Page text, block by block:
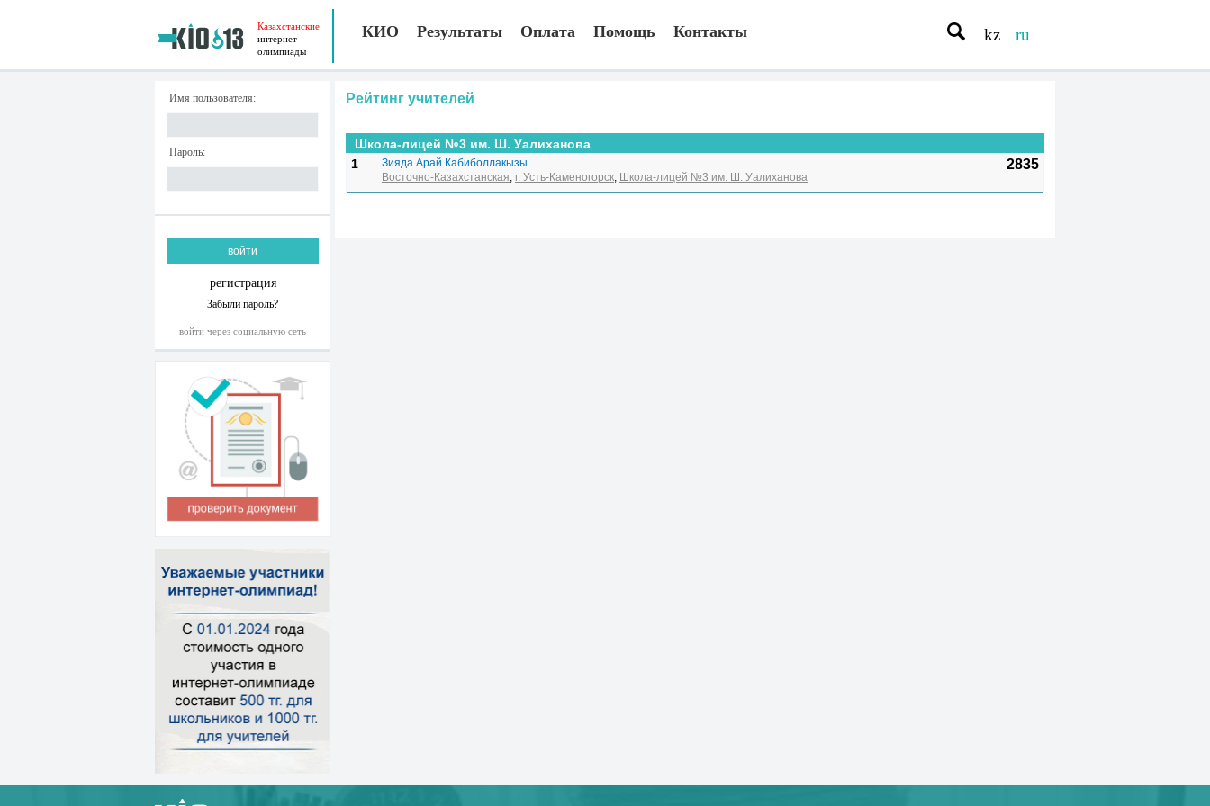
Казахстанские
интернет
олимпиады
КИО Результаты Оплата Помощь Контакты kz ru
Имя пользователя:
Пароль:
регистрация
Забыли пароль?
войти через социальную сеть
Рейтинг учителей
Школа-лицей №3 им. Ш. Уалиханова
1
Зияда Арай Кабиболлакызы
Восточно-Казахстанская, г. Усть-Каменогорск, Школа-лицей №3 им. Ш. Уалиханова
2835